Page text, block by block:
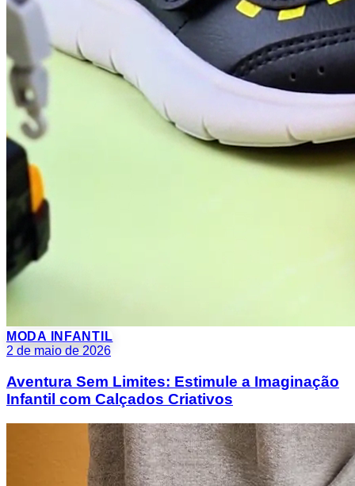
MODA INFANTIL
2 de maio de 2026
Aventura Sem Limites: Estimule a Imaginação
Infantil com Calçados Criativos